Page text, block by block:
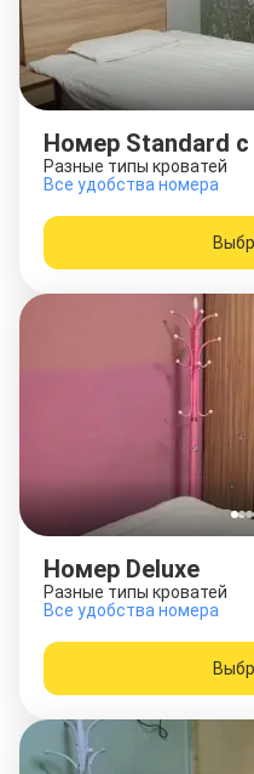
Номер Standard
Разные типы кроватей
Все удобства номера
Номер Deluxe
Разные типы кроватей
Все удобства номера